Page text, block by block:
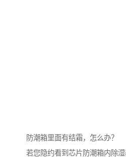
防潮箱里面有结霜，怎么办？
若您隐约看到芯片防潮箱内除